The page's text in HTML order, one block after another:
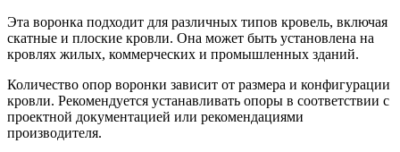
Эта воронка подходит для различных типов кровель, включая
скатные и плоские кровли. Она может быть установлена на
кровлях жилых, коммерческих и промышленных зданий.
Количество опор воронки зависит от размера и конфигурации
кровли. Рекомендуется устанавливать опоры в соответствии с
проектной документацией или рекомендациями
производителя.